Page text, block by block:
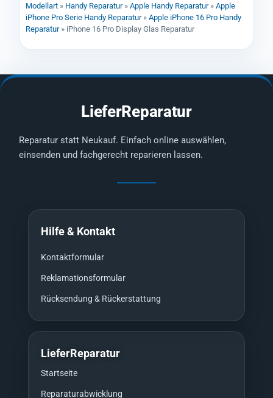
Modellart » Handy Reparatur» Apple Handy Reparatur» Apple
iPhone Pro Serie Handy Reparatur» Apple iPhone 16 Pro Handy
Reparatur» iPhone 16 Pro Display Glas Reparatur
LieferReparatur
Reparatur statt Neukauf. Einfach online auswählen,
einsenden und fachgerecht reparieren lassen.
Hilfe & Kontakt
Kontaktformular
Reklamationsformular
Rücksendung & Rückerstattung
LieferReparatur
Startseite
Reparaturabwicklung